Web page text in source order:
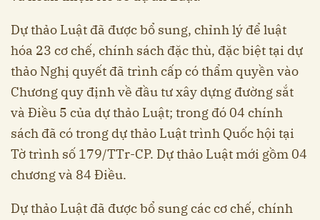
Dự thảo Luật đã được bổ sung, chỉnh lý để luật
hóa 23 cơ chế, chính sách đặc thù, đặc biệt tại dự
thảo Nghị quyết đã trình cấp có thẩm quyền vào
Chương quy định về đầu tư xây dựng đường sắt
và Điều 5 của dự thảo Luật; trong đó 04 chính
sách đã có trong dự thảo Luật trình Quốc hội tại
Tờ trình số 179/TTr-CP. Dự thảo Luật mới gồm 04
chương và 84 Điều.
Dự thảo Luật đã được bổ sung các cơ chế, chính